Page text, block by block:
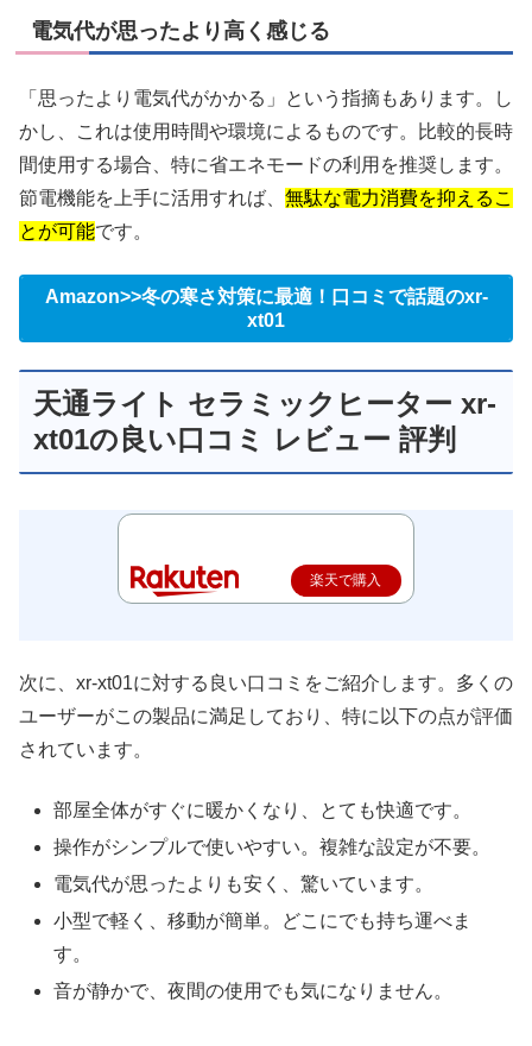
電気代が思ったより高く感じる
「思ったより電気代がかかる」という指摘もあります。し
かし、これは使用時間や環境によるものです。比較的長時
間使用する場合、特に省エネモードの利用を推奨します。
節電機能を上手に活用すれば、 無駄な電力消費を抑えるこ
とが可能です。
Amazon>>冬の寒さ対策に最適！口コミで話題のxr-
xt01
天通ライト セラミックヒーター xr-
xt01の良い口コミ レビュー 評判
楽天で購入
次に、xr-xt01に対する良い口コミをご紹介します。多くの
ユーザーがこの製品に満足しており、特に以下の点が評価
されています。
部屋全体がすぐに暖かくなり、とても快適です。
操作がシンプルで使いやすい。複雑な設定が不要。
電気代が思ったよりも安く、驚いています。
小型で軽く、移動が簡単。どこにでも持ち運べま
す。
音が静かで、夜間の使用でも気になりません。